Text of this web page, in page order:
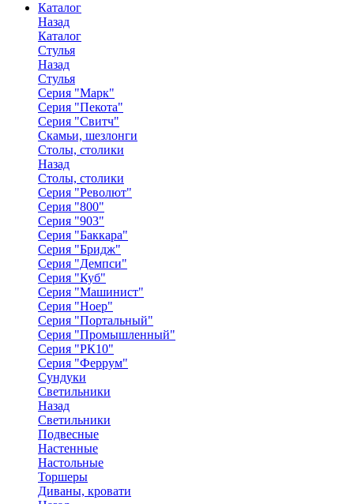
Каталог
Назад
Каталог
Стулья
Назад
Стулья
Серия "Марк"
Серия "Пекота"
Серия "Свитч"
Скамьи, шезлонги
Столы, столики
Назад
Столы, столики
Серия "Револют"
Серия "800"
Серия "903"
Серия "Баккара"
Серия "Бридж"
Серия "Демпси"
Серия "Куб"
Серия "Машинист"
Серия "Ноер"
Серия "Портальный"
Серия "Промышленный"
Серия "РК10"
Серия "Феррум"
Сундуки
Светильники
Назад
Светильники
Подвесные
Настенные
Настольные
Торшеры
Диваны, кровати